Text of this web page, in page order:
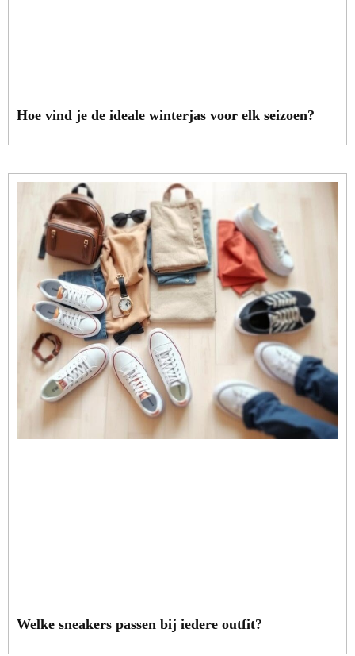
Hoe vind je de ideale winterjas voor elk seizoen?
Welke sneakers passen bij iedere outfit?